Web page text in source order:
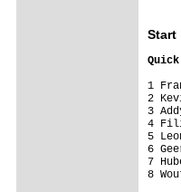
Start
1
2
3
4
5
6
7
8